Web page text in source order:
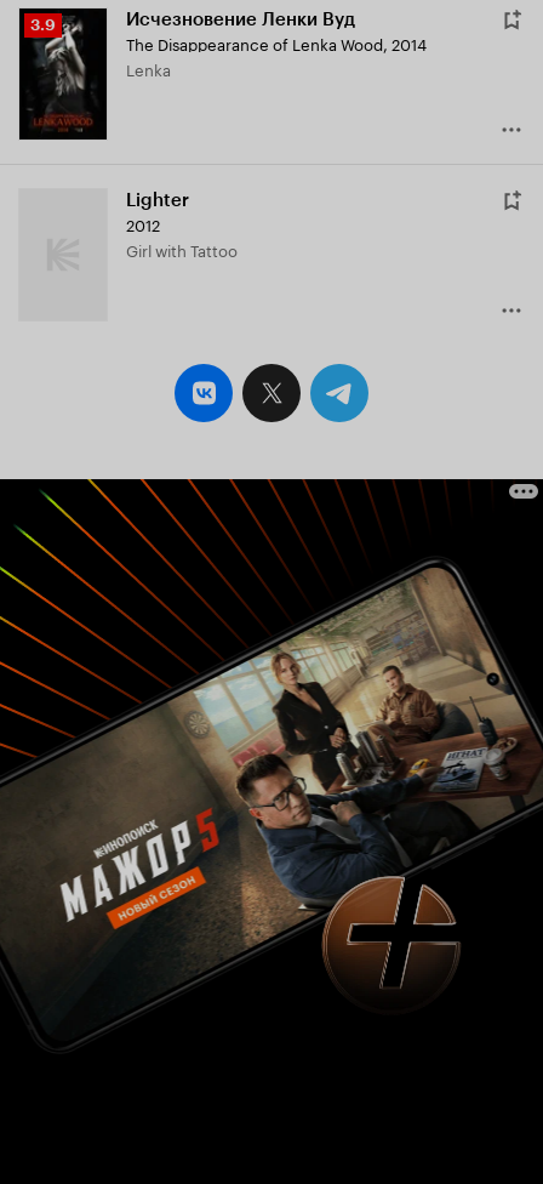
Рейтинг
Кинопоиска
3.9
3.9 Исчезновение Ленки Вуд
The Disappearance of Lenka Wood, 2014
Lenka
Lighter
2012
Girl with Tattoo